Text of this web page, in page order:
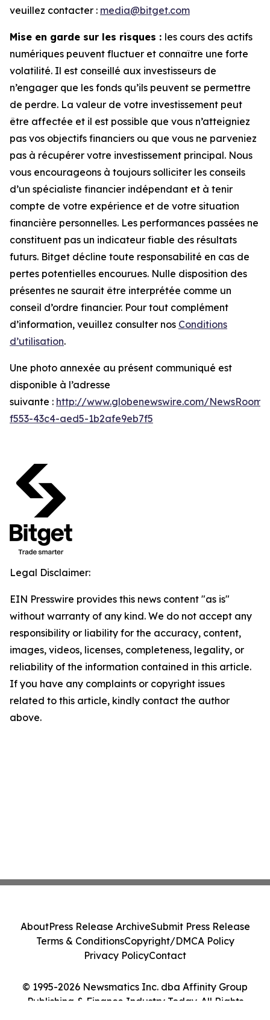
veuillez contacter : media@bitget.com
Mise en garde sur les risques : les cours des actifs
numériques peuvent fluctuer et connaître une forte
volatilité. Il est conseillé aux investisseurs de
n’engager que les fonds qu’ils peuvent se permettre
de perdre. La valeur de votre investissement peut
être affectée et il est possible que vous n’atteigniez
pas vos objectifs financiers ou que vous ne parveniez
pas à récupérer votre investissement principal. Nous
vous encourageons à toujours solliciter les conseils
d’un spécialiste financier indépendant et à tenir
compte de votre expérience et de votre situation
financière personnelles. Les performances passées ne
constituent pas un indicateur fiable des résultats
futurs. Bitget décline toute responsabilité en cas de
pertes potentielles encourues. Nulle disposition des
présentes ne saurait être interprétée comme un
conseil d’ordre financier. Pour tout complément
d’information, veuillez consulter nos Conditions
d’utilisation.
Une photo annexée au présent communiqué est
disponible à l’adresse
suivante : http://www.globenewswire.com/
f553-43c4-aed5-1b2afe9eb7f5
Legal Disclaimer:
EIN Presswire provides this news content "as is"
without warranty of any kind. We do not accept any
responsibility or liability for the accuracy, content,
images, videos, licenses, completeness, legality, or
reliability of the information contained in this article.
If you have any complaints or copyright issues
related to this article, kindly contact the author
above.
© 1995-2026 Newsmatics Inc. dba Affinity Group
Publishing & Finance Industry Today. All Rights
AboutPress Release ArchiveSubmit Press Release
Terms & ConditionsCopyright/DMCA Policy
Privacy PolicyContact